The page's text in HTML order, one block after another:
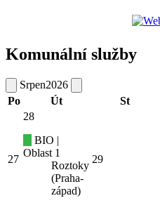
Komunální služby
Srpen2026
Po
Út St
27
28
BIO |
Oblast 1
Roztoky
(Praha-
západ)
29